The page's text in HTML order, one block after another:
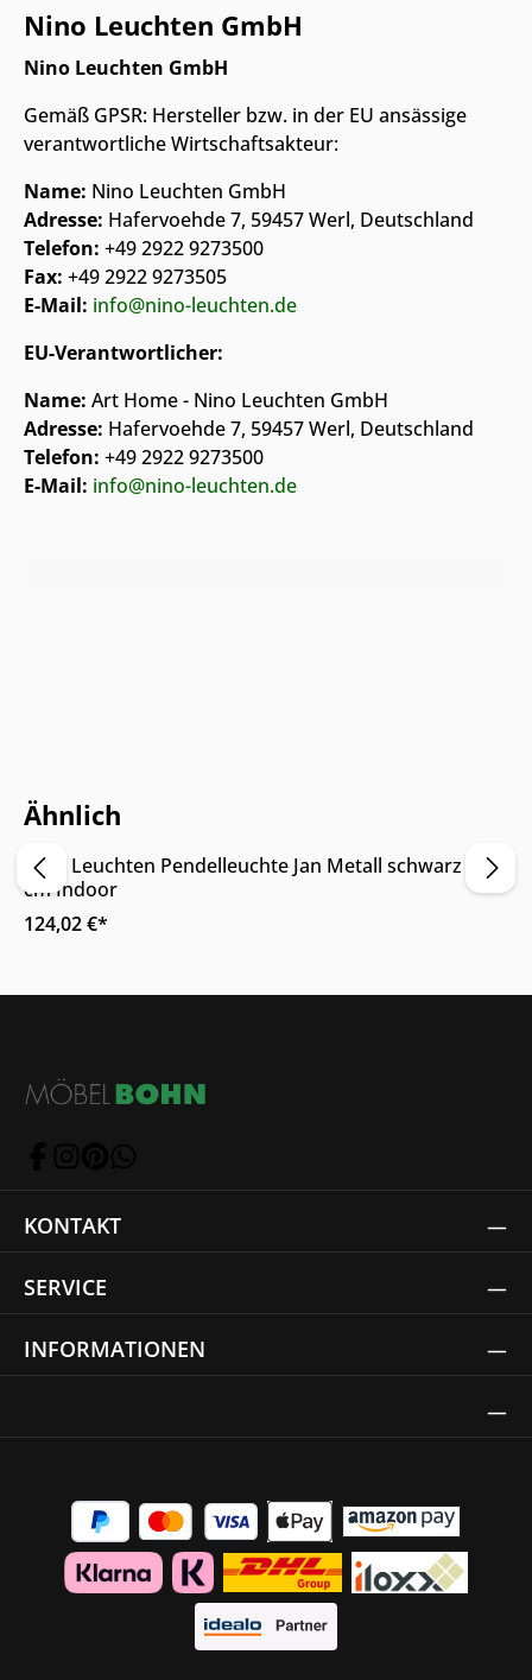
Nino Leuchten GmbH
Nino Leuchten GmbH
Gemäß GPSR: Hersteller bzw. in der EU ansässige
verantwortliche Wirtschaftsakteur:
Name: Nino Leuchten GmbH
Adresse: Hafervoehde 7, 59457 Werl, Deutschland
Telefon: +49 2922 9273500
Fax: +49 2922 9273505
E-Mail: info@nino-leuchten.de
EU-Verantwortlicher:
Name: Art Home - Nino Leuchten GmbH
Adresse: Hafervoehde 7, 59457 Werl, Deutschland
Telefon: +49 2922 9273500
E-Mail: info@nino-leuchten.de
Ähnlich
Nur Online erhältlich
Nino Leuchten Pendelleuchte Jan Metall schwarz 30
cm Indoor
124,02 €*
KONTAKT
SERVICE
INFORMATIONEN